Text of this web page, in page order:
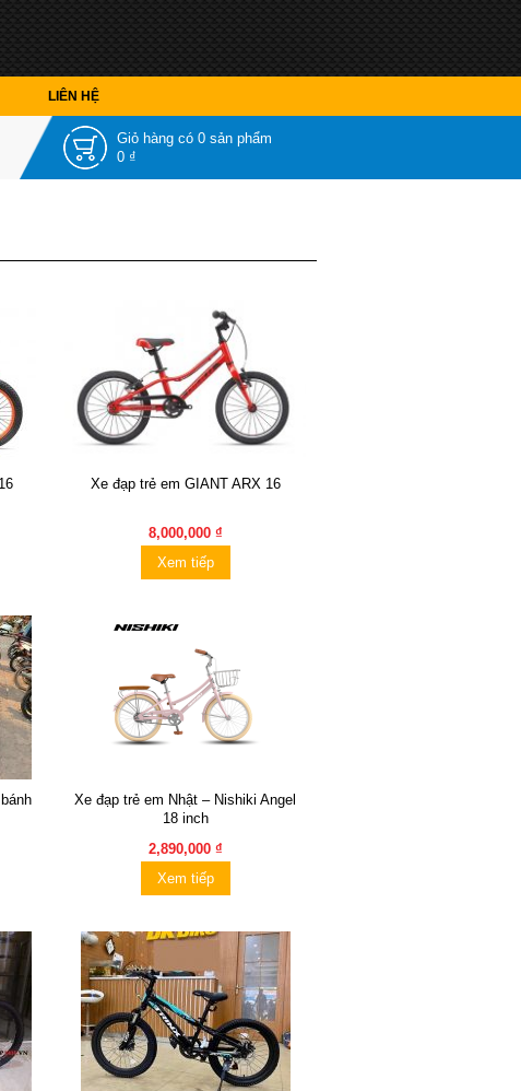
LIÊN HỆ
Giỏ hàng có 0 sản phẩm
0 ₫
Xe đạp trẻ em GIANT ARX 16
8,000,000 ₫
Xem tiếp
Xe đạp trẻ em Nhật – Nishiki Angel
18 inch
2,890,000 ₫
Xem tiếp